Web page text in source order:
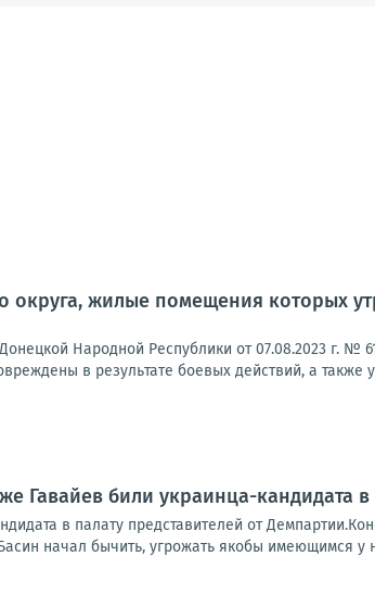
округа, жилые помещения которых
Народной Республики от 07.08.2023 г. №
в результате боевых действий, а также
Гавайев били украинца-кандидата
в палату представителей от
начал бычить, угрожать якобы имеющимся у